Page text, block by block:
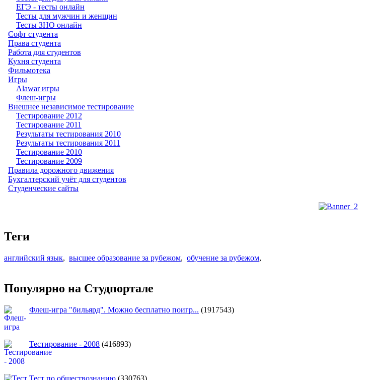
ЕГЭ - тесты онлайн
Тесты для мужчин и женщин
Тесты ЗНО онлайн
Софт студента
Права студента
Работа для студентов
Кухня студента
Фильмотека
Игры
Alawar игры
Флеш-игры
Внешнее независимое тестирование
Тестирование 2012
Тестирование 2011
Результаты тестирования 2010
Результаты тестирования 2011
Тестирование 2010
Тестирование 2009
Правила дорожного движения
Бухгалтерский учёт для студентов
Студенческие сайты
Теги
английский язык, высшее образование за рубежом, обучение за рубежом,
Популярно на Студпортале
Флеш-игра "бильярд". Можно бесплатно поигр... (1917543)
Тестирование - 2008 (416893)